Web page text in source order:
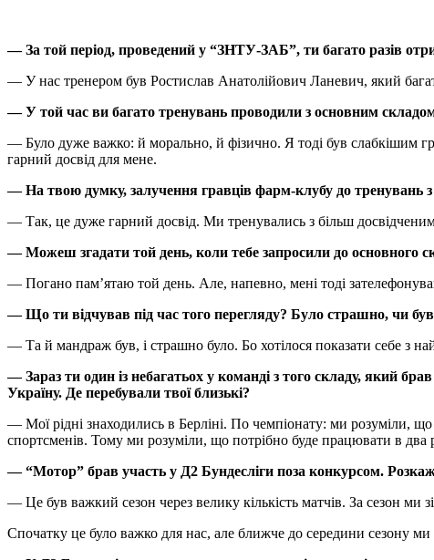
— За той період, проведений у “ЗНТУ-ЗАБ”, ти багато разів
— У нас тренером був Ростислав Анатолійович Ланевич, який
— У той час ви багато тренувань проводили з основним
— Було дуже важко: й морально, й фізично. Я тоді був слабкішим
гарний досвід для мене.
— На твою думку, залучення гравців фарм-клубу до тренувань
— Так, це дуже гарний досвід. Ми тренувались з більш
— Можеш згадати той день, коли тебе запросили до основного
— Погано пам’ятаю той день. Але, напевно, мені тоді
— Що ти відчував під час того перегляду? Було страшно, чи
— Та й мандраж був, і страшно було. Бо хотілося показати себе з
— Зараз ти один із небагатьох у команді з того складу, який
Україну. Де перебували твої близькі?
— Мої рідні знаходились в Берліні. По чемпіонату: ми розуміли,
спортсменів. Тому ми розуміли, що потрібно буде працювати в два
— “Мотор” брав участь у Д2 Бундесліги поза конкурсом.
— Це був важкий сезон через велику кількість матчів. За сезон ми
Спочатку це було важко для нас, але ближче до середини сезону